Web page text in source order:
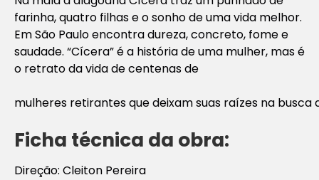
farinha, quatro filhas e o sonho de uma vida melhor.
Em São Paulo encontra dureza, concreto, fome e
saudade. “Cícera” é a história de uma mulher, mas é
o retrato da vida de centenas de
mulheres retirantes que deixam suas raízes na busca
Ficha técnica da obra:
Direção: Cleiton Pereira